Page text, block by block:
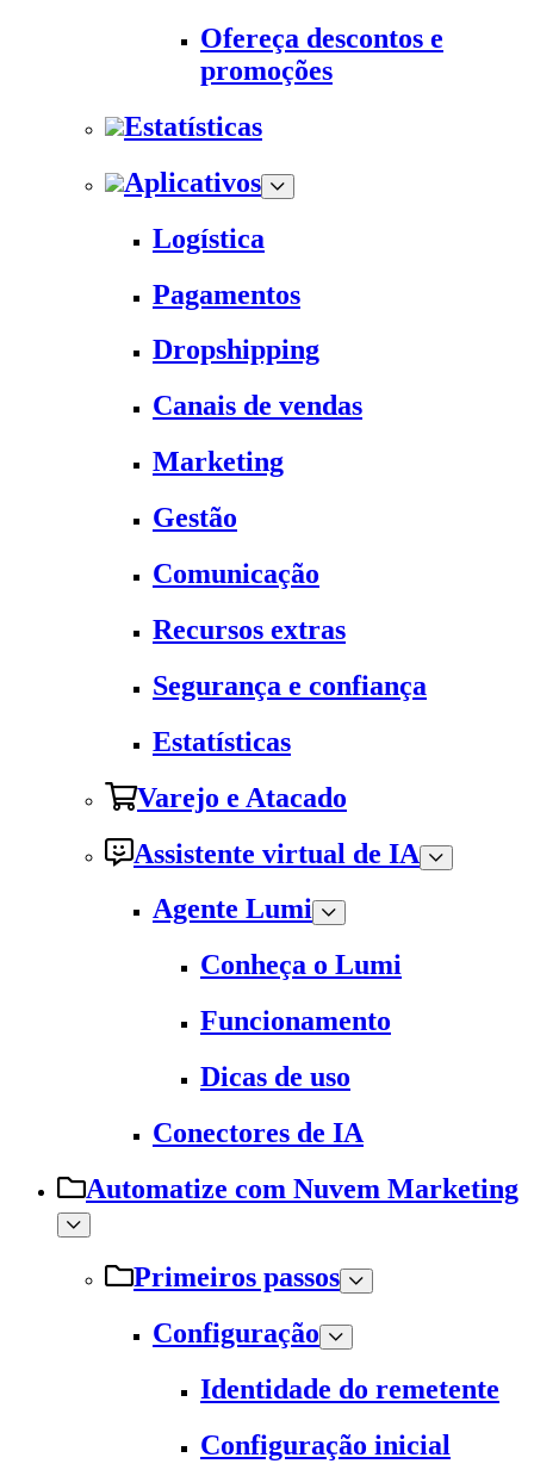
Ofereça descontos e
promoções
Estatísticas
Aplicativos
Logística
Pagamentos
Dropshipping
Canais de vendas
Marketing
Gestão
Comunicação
Recursos extras
Segurança e confiança
Estatísticas
Varejo e Atacado
Assistente virtual de IA
Agente Lumi
Conheça o Lumi
Funcionamento
Dicas de uso
Conectores de IA
Automatize com Nuvem Marketing
Primeiros passos
Configuração
Identidade do remetente
Configuração inicial